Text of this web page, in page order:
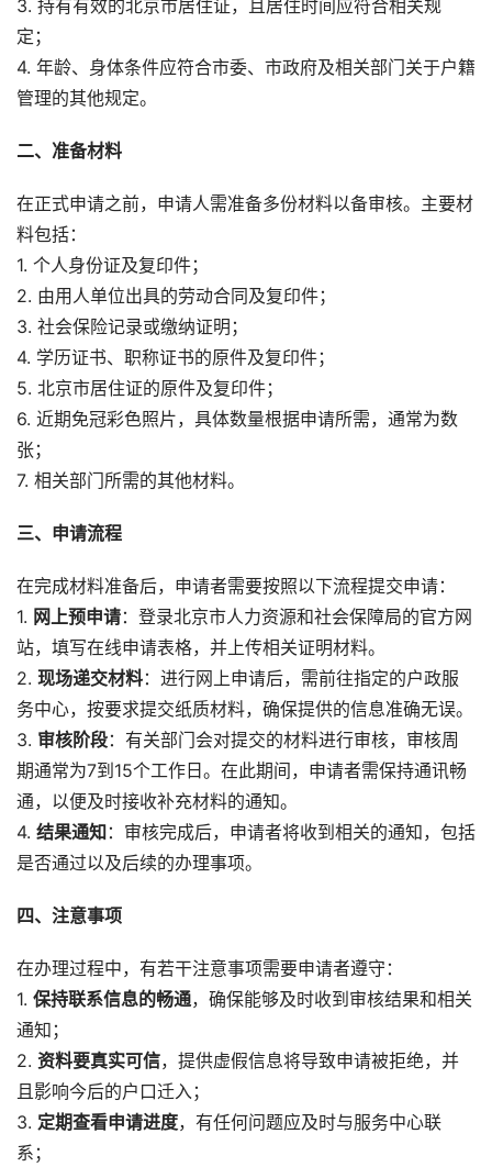
3. 持有有效的北京市居住证，且居住时间应符合相关规
定；
4. 年龄、身体条件应符合市委、市政府及相关部门关于户籍
管理的其他规定。
二、准备材料
在正式申请之前，申请人需准备多份材料以备审核。主要材
料包括：
1. 个人身份证及复印件；
2. 由用人单位出具的劳动合同及复印件；
3. 社会保险记录或缴纳证明；
4. 学历证书、职称证书的原件及复印件；
5. 北京市居住证的原件及复印件；
6. 近期免冠彩色照片，具体数量根据申请所需，通常为数
张；
7. 相关部门所需的其他材料。
三、申请流程
在完成材料准备后，申请者需要按照以下流程提交申请：
1. 网上预申请：登录北京市人力资源和社会保障局的官方网
站，填写在线申请表格，并上传相关证明材料。
2. 现场递交材料：进行网上申请后，需前往指定的户政服
务中心，按要求提交纸质材料，确保提供的信息准确无误。
3. 审核阶段：有关部门会对提交的材料进行审核，审核周
期通常为7到15个工作日。在此期间，申请者需保持通讯畅
通，以便及时接收补充材料的通知。
4. 结果通知 ：审核完成后，申请者将收到相关的通知，包括
是否通过以及后续的办理事项。
四、注意事项
在办理过程中，有若干注意事项需要申请者遵守：
1. 保持联系信息的畅通，确保能够及时收到审核结果和相关
通知；
2. 资料要真实可信，提供虚假信息将导致申请被拒绝，并
且影响今后的户口迁入；
3. 定期查看申请进度，有任何问题应及时与服务中心联
系；